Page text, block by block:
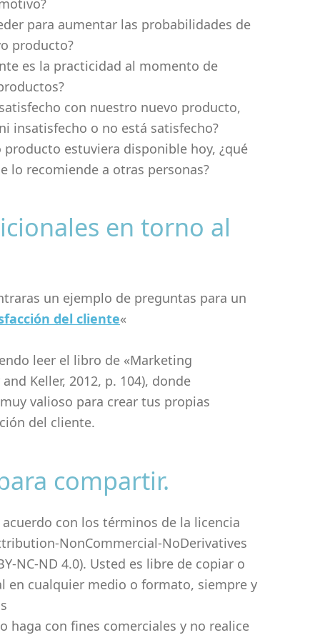
para aumentar las probabilidades de
producto?
es la practicidad al momento de
con nuestro nuevo producto,
insatisfecho o no está satisfecho?
producto estuviera disponible hoy, ¿qué
lo recomiende a otras personas?
en torno al
un ejemplo de preguntas para un
del cliente«
leer el libro de «Marketing
Keller, 2012, p. 104), donde
valioso para crear tus propias
del cliente.
compartir.
con los términos de la licencia
NonCommercial-NoDerivatives
NC-ND 4.0). Usted es libre de copiar o
en cualquier medio o formato, siempre y
haga con fines comerciales y no realice